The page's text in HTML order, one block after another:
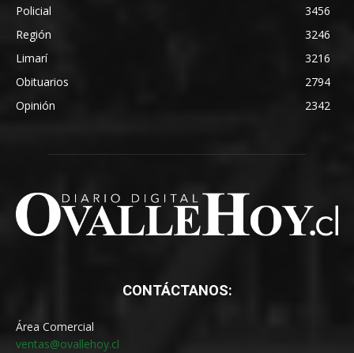
Policial
3456
Región
3246
Limarí
3216
Obituarios
2794
Opinión
2342
CONTÁCTANOS:
Área Comercial
ventas@ovallehoy.cl